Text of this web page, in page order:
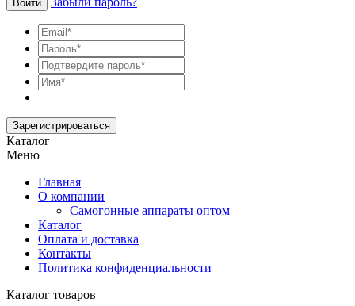
Войти
Зарегистрироваться
Каталог
Меню
Главная
О компании
Самогонные аппараты оптом
Каталог
Оплата и доставка
Контакты
Политика конфиденциальности
Каталог товаров